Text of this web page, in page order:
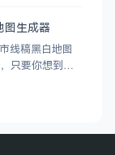
图生成器
线稿黑白地图
只要你想到的
动生成该城市